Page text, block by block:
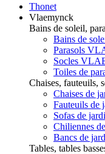
Thonet
Vlaemynck
Bains de soleil,
Bains de
Parasols
Socles
Toiles de
Chaises, fauteuils,
Chaises de
Fauteuils
Sofas de
Chiliennes
Bancs de
Tables, tables